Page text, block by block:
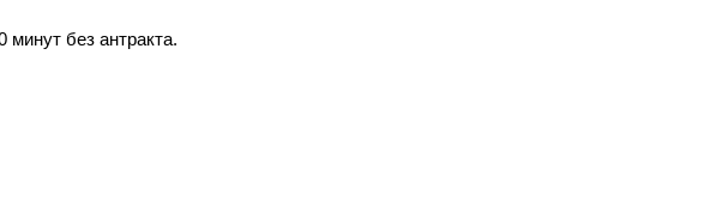
минут без антракта.